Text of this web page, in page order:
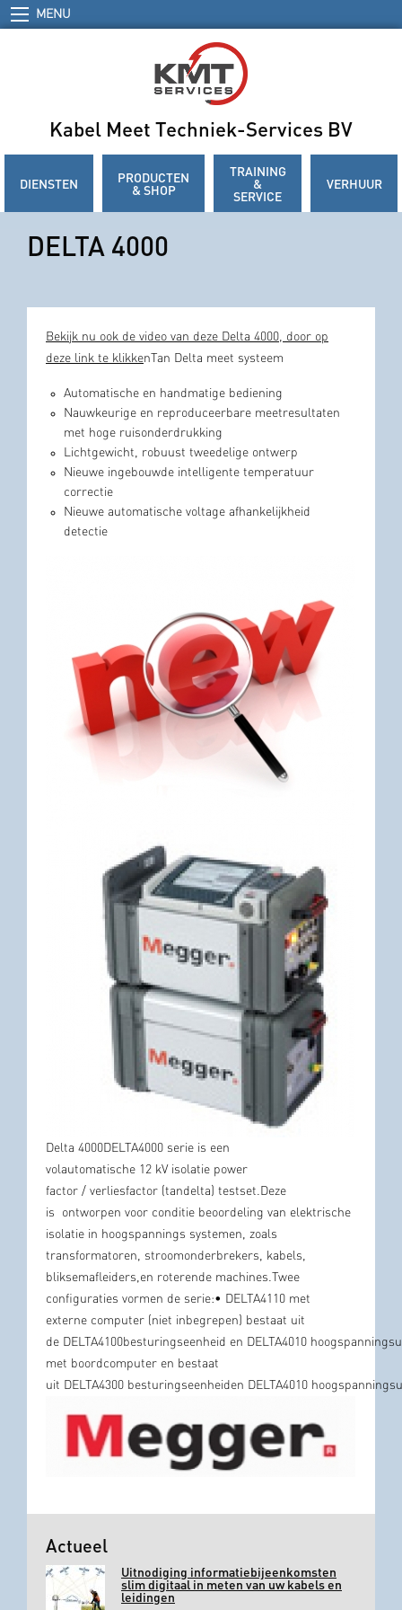
MENU
Kabel Meet Techniek-Services BV
DIENSTEN PRODUCTEN
& SHOP
TRAINING
&
SERVICE
VERHUUR
DELTA 4000
Bekijk nu ook de video van deze Delta 4000, door op
deze link te klikkenTan Delta meet systeem
Automatische en handmatige bediening
Nauwkeurige en reproduceerbare meetresultaten
met hoge ruisonderdrukking
Lichtgewicht, robuust tweedelige ontwerp
Nieuwe ingebouwde intelligente temperatuur
correctie
Nieuwe automatische voltage afhankelijkheid
detectie
Delta 4000DELTA4000 serie is een
volautomatische 12 kV isolatie power
factor / verliesfactor (tandelta) testset.Deze
is
ontworpen voor conditie beoordeling van elektrische
isolatie in hoogspannings systemen, zoals
transformatoren, stroomonderbrekers, kabels,
bliksemafleiders,en roterende machines. Twee
configuraties vormen de serie:• DELTA4110 met
externe computer (niet inbegrepen) bestaat uit
de DELTA4100besturingseenheid en DELTA4010
met boordcomputer en bestaat
uit DELTA4300 besturingseenheid en DELTA4010
Actueel
Uitnodiging informatiebijeenkomsten
slim digitaal in meten van uw kabels en
leidingen